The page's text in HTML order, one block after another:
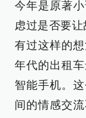
今年是原著
虑过是否要
有过这样的
年代的出租
智能手机。
间的情感交